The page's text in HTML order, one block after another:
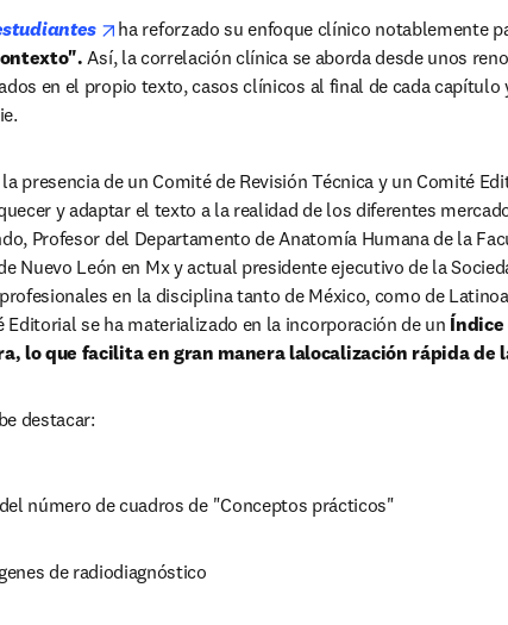
opens in new tab/window
ha reforzado su enfoque clínico notablemente
Así, la correlación clínica se aborda desde unos
en el propio texto, casos clínicos al final de cada capítulo
presencia de un Comité de Revisión Técnica y un Comité
y adaptar el texto a la realidad de los diferentes
Profesor del Departamento de Anatomía Humana de la
Nuevo León en Mx y actual presidente ejecutivo de la
en la disciplina tanto de México, como de
se ha materializado en la incorporación de un Índice
lo que facilita en gran manera lalocalización rápida de
destacar:
número de cuadros de "Conceptos prácticos"
de radiodiagnóstico